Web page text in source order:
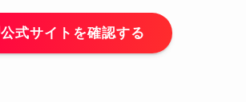
公式サイトを確認する